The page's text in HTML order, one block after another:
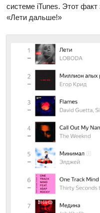
системе iTunes. Этот
«Лети дальше!»